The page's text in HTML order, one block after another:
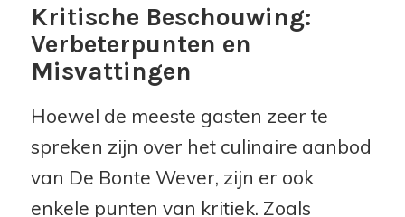
Kritische Beschouwing:
Verbeterpunten en
Misvattingen
Hoewel de meeste gasten zeer te
spreken zijn over het culinaire aanbod
van De Bonte Wever, zijn er ook
enkele punten van kritiek. Zoals